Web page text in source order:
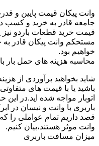
وانت پیکان قیمت پایین و
جامعه قادر به خرید و کسب
قیمت خرید قطعات باردو
مستحکم وانت پیکان قادر به
خواهیم بود.
محاسبه هزینه های حمل بار
شاید بخواهید برآوردی از
باشید یا با قیمت های
اتوبار مواجه شده اید.در
باربری با وانت و نیسان در
قصد داریم تمام عواملی را
وانت موثر هستند،بیان کنیم.
میزان مسافت باربری